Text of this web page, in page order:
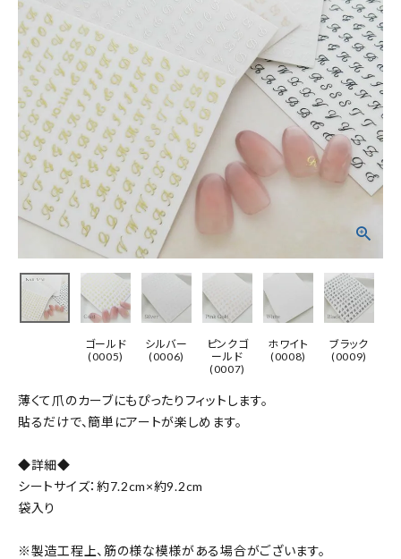
ゴールド
(0005)
シルバー
(0006)
ピンクゴ
ールド
(0007)
ホワイト
(0008)
ブラック
(0009)
薄くて爪のカーブにもぴったりフィットします。
貼るだけで、簡単にアートが楽しめます。
◆詳細◆
シートサイズ：約7.2cm×約9.2cm
袋入り
※製造工程上、筋の様な模様がある場合がございます。